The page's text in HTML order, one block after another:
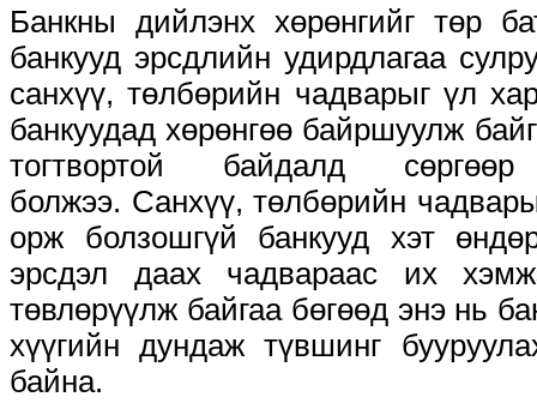
Банкны дийлэнх хөрөнгийг төр
банкууд эрсдлийн удирдлагаа
санхүү, төлбөрийн чадварыг үл
банкуудад хөрөнгөө байршуулж
тогтвортой байдалд
болжээ. Санхүү, төлбөрийн
орж болзошгүй банкууд хэт
эрсдэл даах чадвараас их
төвлөрүүлж байгаа бөгөөд энэ нь
хүүгийн дундаж түвшинг
байна.